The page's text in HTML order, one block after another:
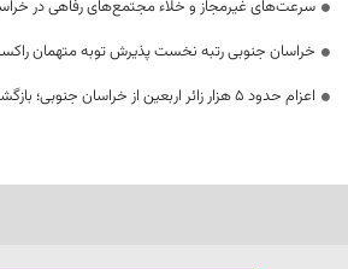
سرعت‌های غیرمجاز و خلاء مجتمع‌های رفاهی در
خراسان جنوبی رتبه نخست پذیرش توبه متهمان
اعزام حدود 5 هزار زائر اربعین از خراسان جنوبی؛ بازگشت‌ها آغاز شد